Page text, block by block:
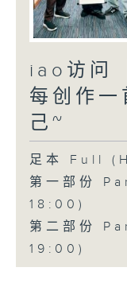
iao访问
每创作一
己~
足本 Full
第一部份
18:00)
第二部份
19:00)